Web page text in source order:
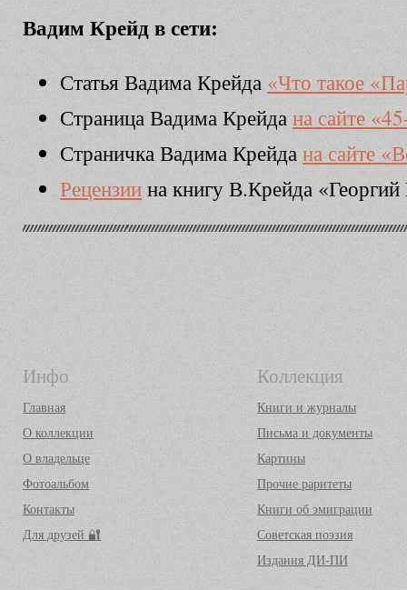
Вадим Крейд в сети:
Статья Вадима Крейда «Что такое
Страница Вадима Крейдана сайте
Страничка Вадима Крейдана сайте
Рецензиина книгу В.Крейда
Инфо
Главная
О коллекции
О владельце
Фотоальбом
Контакты
Для друзей 🔐
Коллекция
Книги и журналы
Письма и документы
Картины
Прочие раритеты
Книги об эмиграции
Советская поэзия
Издания ДИ-ПИ